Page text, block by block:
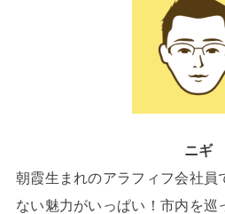
ニギ
朝霞生まれのアラフィフ会社員
ない魅力がいっぱい！市内を巡